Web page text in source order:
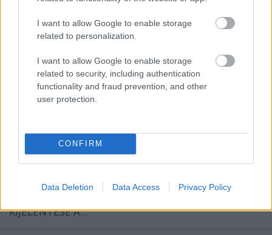
I want to allow Google to enable storage
related to personalization.
I want to allow Google to enable storage
related to security, including authentication
functionality and fraud prevention, and other
user protection.
CONFIRM
Data Deletion Data Access Privacy Policy
sátora az emberekkel van, és ő velük
maga Isten lesz velük!"
Andreas•2019. december 13.
ÚTMUTATÓ IGE; 3*Protestáns-
RÚF*Károli*Katolikus*FORDÍTÁSBAN*HANGZÓ
ÖRÖMHÍRTÁR* http://www.garainyh.hu ***
http://www.garainyh.hu/utmutato/utmutato.htm
KIJELENTÉSE A…